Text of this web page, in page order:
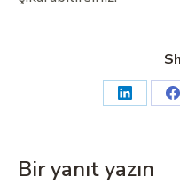
Bir yanıt yazın